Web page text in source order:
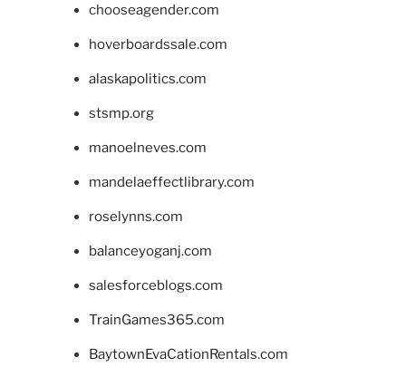
chooseagender.com
hoverboardssale.com
alaskapolitics.com
stsmp.org
manoelneves.com
mandelaeffectlibrary.com
roselynns.com
balanceyoganj.com
salesforceblogs.com
TrainGames365.com
BaytownEvaCationRentals.com